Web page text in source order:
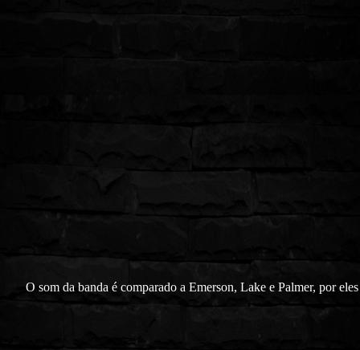
O som da banda é comparado a Emerson, Lake e Palmer, por